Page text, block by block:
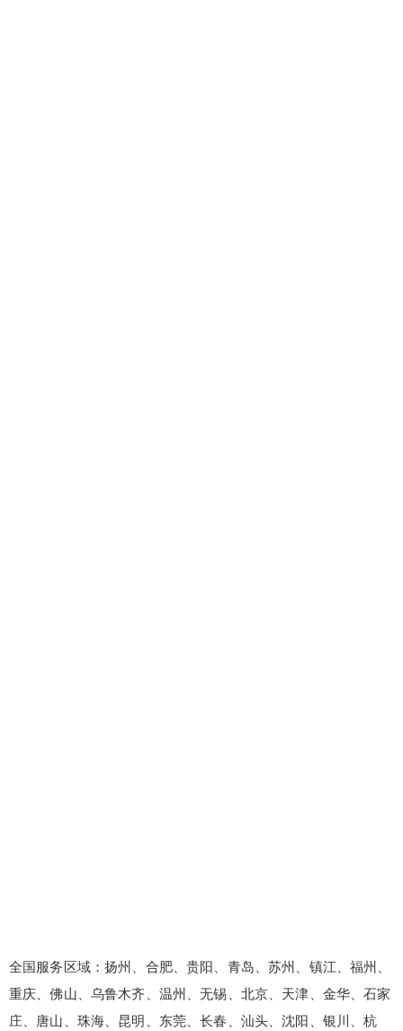
全国服务区域：扬州、合肥、贵阳、青岛、苏州、镇江、福州、
重庆、佛山、乌鲁木齐、温州、无锡、北京、天津、金华、石家
庄、唐山、珠海、昆明、东莞、长春、汕头、沈阳、银川、杭